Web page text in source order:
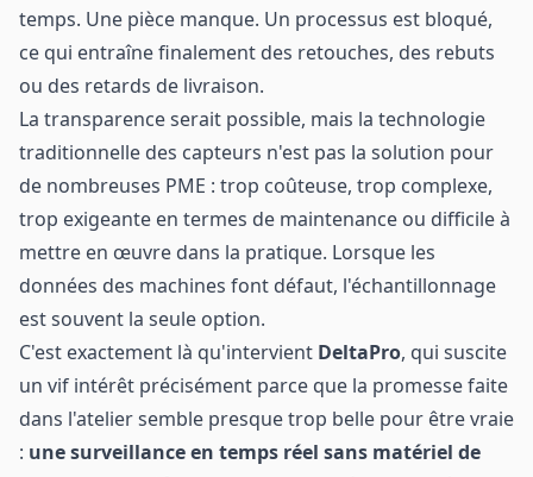
temps. Une pièce manque. Un processus est bloqué,
ce qui entraîne finalement des retouches, des rebuts
ou des retards de livraison.
La transparence serait possible, mais la technologie
traditionnelle des capteurs n'est pas la solution pour
de nombreuses PME : trop coûteuse, trop complexe,
trop exigeante en termes de maintenance ou difficile à
mettre en œuvre dans la pratique. Lorsque les
données des machines font défaut, l'échantillonnage
est souvent la seule option.
C'est exactement là qu'intervient DeltaPro, qui suscite
un vif intérêt précisément parce que la promesse faite
dans l'atelier semble presque trop belle pour être vraie
: une surveillance en temps réel sans matériel de